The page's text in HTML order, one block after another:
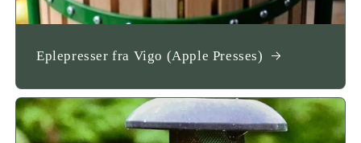
Eplepresser fra Vigo (Apple Presses)